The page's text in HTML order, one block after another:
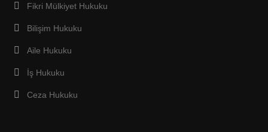
Fikri Mülkiyet Hukuku
Bilişim Hukuku
Aile Hukuku
İş Hukuku
Ceza Hukuku